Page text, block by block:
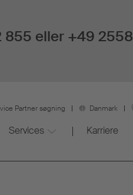
eller +49 2558
Partner søgning Danmark
Services Karriere